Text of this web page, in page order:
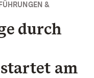
&
durch
am